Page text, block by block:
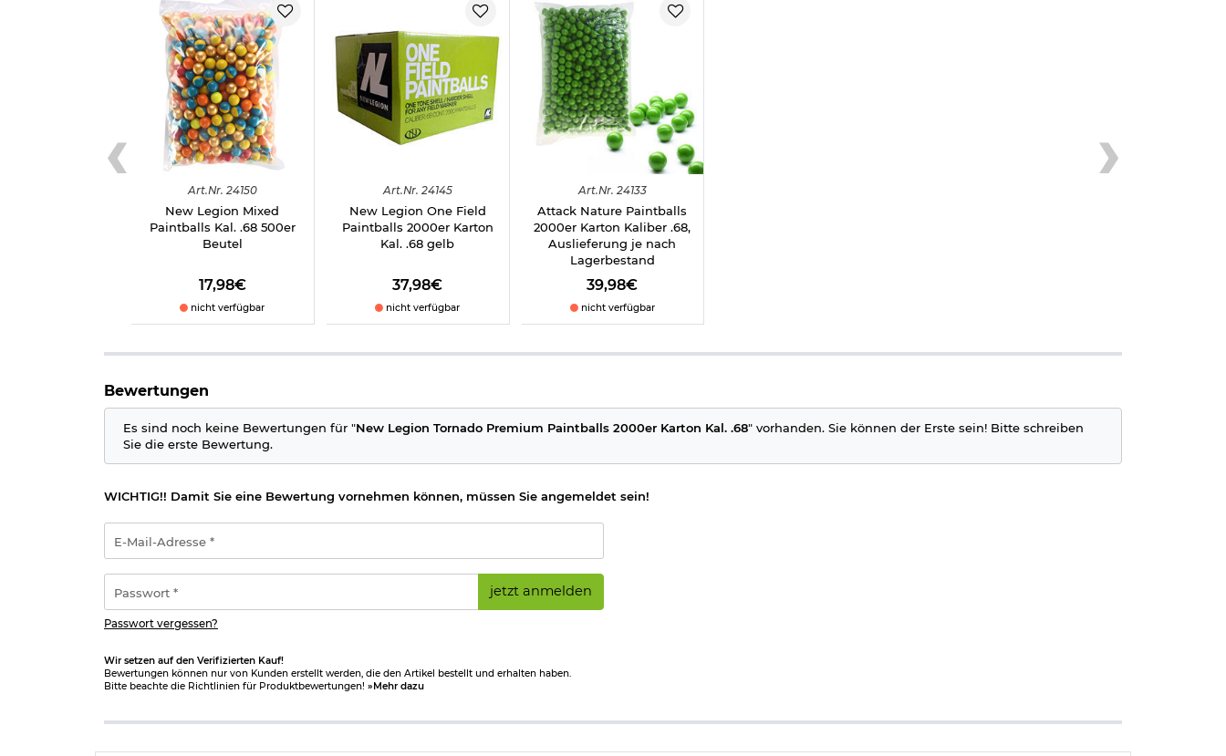
Art.Nr. 24150
New Legion Mixed
Paintballs Kal. .68 500er
Beutel
17,98€
nicht verfügbar
Art.Nr. 24145
New Legion One Field
Paintballs 2000er Karton
Kal. .68 gelb
37,98€
nicht verfügbar
Art.Nr. 24133
Attack Nature Paintballs
2000er Karton Kaliber .68,
Auslieferung je nach
Lagerbestand
39,98€
nicht verfügbar
Bewertungen
Es sind noch keine Bewertungen für "New Legion Tornado Premium Paintballs 2000er Karton Kal. .68" vorhanden. Sie können der Erste sein! Bitte schreiben
Sie die erste Bewertung.
WICHTIG!! Damit Sie eine Bewertung vornehmen können, müssen Sie angemeldet sein!
Mail-
Adresse
*
jetzt anmelden
Passwort vergessen?
Wir setzen auf den Verifizierten Kauf!
Bewertungen können nur von Kunden erstellt werden, die den Artikel bestellt und erhalten haben.
Bitte beachte die Richtlinien für Produktbewertungen! »Mehr dazu